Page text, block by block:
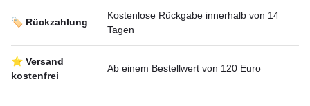
🏷️ Rückzahlung
Kostenlose Rückgabe innerhalb von 14
Tagen
⭐ Versand
kostenfrei
Ab einem Bestellwert von 120 Euro